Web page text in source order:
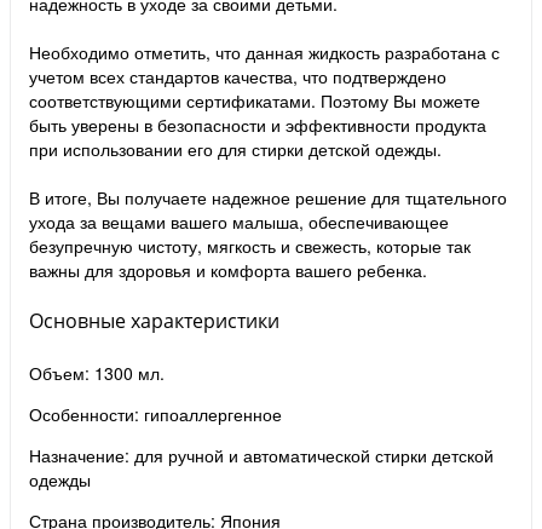
Необходимо отметить, что данная жидкость разработана с
учетом всех стандартов качества, что подтверждено
соответствующими сертификатами. Поэтому Вы можете
быть уверены в безопасности и эффективности продукта
при использовании его для стирки детской одежды.
В итоге, Вы получаете надежное решение для тщательного
ухода за вещами вашего малыша, обеспечивающее
безупречную чистоту, мягкость и свежесть, которые так
важны для здоровья и комфорта вашего ребенка.
Основные характеристики
Объем: 1300 мл.
Особенности: гипоаллергенное
Назначение: для ручной и автоматической стирки детской
одежды
Страна производитель: Япония